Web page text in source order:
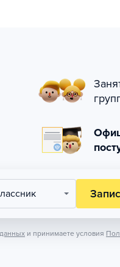
и принимаете условия